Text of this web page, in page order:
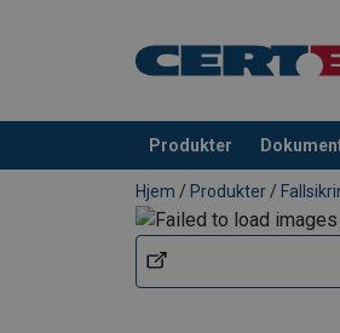
Produkter
Produkt lagt i din
Hjem / Produkter /
Materiale:
Merking:
Standard: